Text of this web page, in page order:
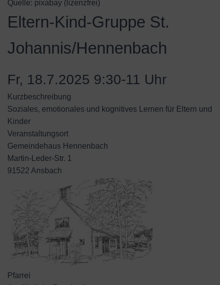
Quelle: pixabay (lizenzfrei)
Eltern-Kind-Gruppe St.
Johannis/Hennenbach
Fr, 18.7.2025 9:30-11 Uhr
Kurzbeschreibung
Soziales, emotionales und kognitives Lernen für Eltern und
Kinder
Veranstaltungsort
Gemeindehaus Hennenbach
Martin-Leder-Str. 1
91522 Ansbach
Pfarrei